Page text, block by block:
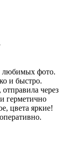
любимых фото.
и быстро.
через
герметично
цвета яркие!